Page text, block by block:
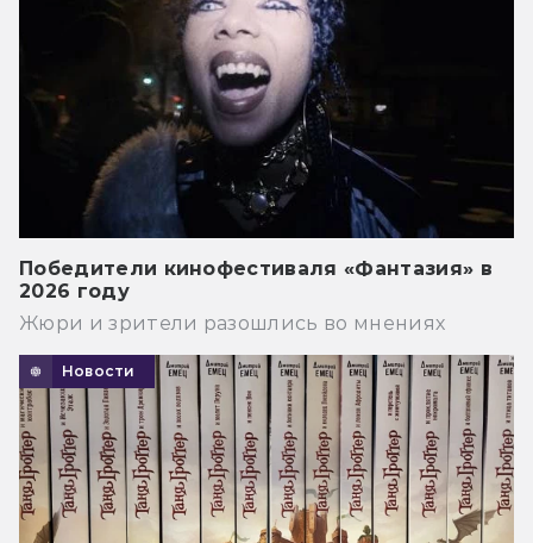
Победители кинофестиваля «Фантазия» в
2026 году
Жюри и зрители разошлись во мнениях
Новости